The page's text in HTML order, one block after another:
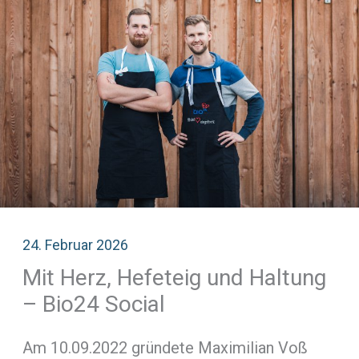
24. Februar 2026
Mit Herz, Hefeteig und Haltung
– Bio24 Social
Am 10.09.2022 gründete Maximilian Voß